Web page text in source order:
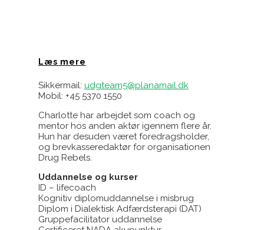
Læs mere
Sikkermail: udgteam5@planamail.dk
Mobil: +45 5370 1550
Charlotte har arbejdet som coach og
mentor hos anden aktør igennem flere år.
Hun har desuden været foredragsholder,
og brevkasseredaktør for organisationen
Drug Rebels.
Uddannelse og kurser
ID – lifecoach
Kognitiv diplomuddannelse i misbrug
Diplom i Dialektisk Adfærdsterapi (DAT)
Gruppefacilitator uddannelse